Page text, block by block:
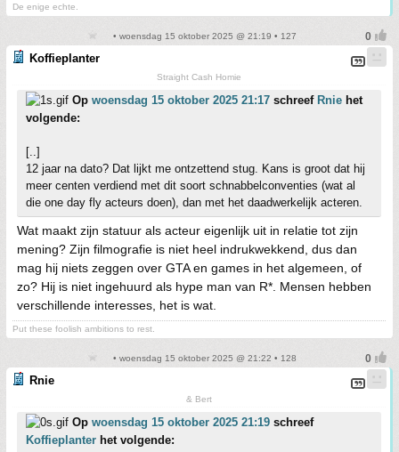
De enige echte.
• woensdag 15 oktober 2025 @ 21:19 • 127
Koffieplanter
Straight Cash Homie
Op woensdag 15 oktober 2025 21:17 schreef Rnie het
volgende:
[..]
12 jaar na dato? Dat lijkt me ontzettend stug. Kans is groot dat hij
meer centen verdiend met dit soort schnabbelconventies (wat al
die one day fly acteurs doen), dan met het daadwerkelijk acteren.
Wat maakt zijn statuur als acteur eigenlijk uit in relatie tot zijn
mening? Zijn filmografie is niet heel indrukwekkend, dus dan
mag hij niets zeggen over GTA en games in het algemeen, of
zo? Hij is niet ingehuurd als hype man van R*. Mensen hebben
verschillende interesses, het is wat.
Put these foolish ambitions to rest.
• woensdag 15 oktober 2025 @ 21:22 • 128
Rnie
& Bert
Op woensdag 15 oktober 2025 21:19 schreef
Koffieplanter het volgende: